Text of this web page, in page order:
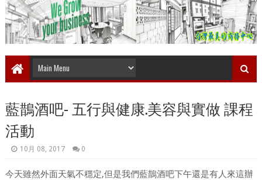
藍鵲酒吧- 五行與健康.美容與實做 課程
活動
10月 08, 2017 0
今天雖然外面天氣不穩定,但是我們藍鵲酒吧下午還是有人來這辦